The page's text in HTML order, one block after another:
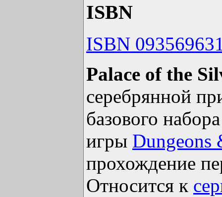
ISBN
ISBN
Palace of the
серебрянной
базового
игры Dungeons
прохождение
Относится к